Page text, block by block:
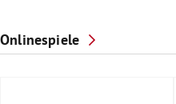
Onlinespiele